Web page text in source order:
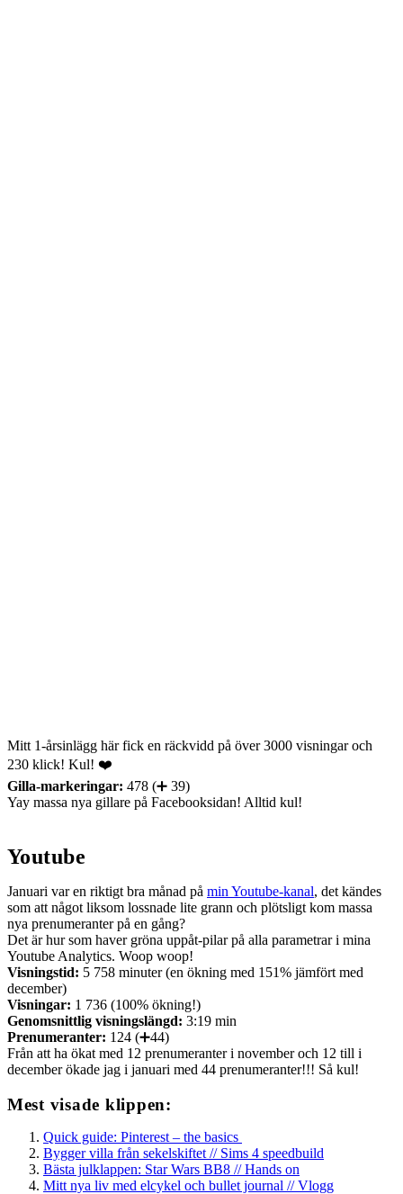
Mitt 1-årsinlägg här fick en räckvidd på över 3000 visningar och
230 klick! Kul! ❤️
Gilla-markeringar: 478 (➕ 39)
Yay massa nya gillare på Facebooksidan! Alltid kul!
Youtube
Januari var en riktigt bra månad på min Youtube-kanal, det kändes
som att något liksom lossnade lite grann och plötsligt kom massa
nya prenumeranter på en gång?
Det är hur som haver gröna uppåt-pilar på alla parametrar i mina
Youtube Analytics. Woop woop!
Visningstid: 5 758 minuter (en ökning med 151% jämfört med
december)
Visningar: 1 736 (100% ökning!)
Genomsnittlig visningslängd: 3:19 min
Prenumeranter: 124 (➕44)
Från att ha ökat med 12 prenumeranter i november och 12 till i
december ökade jag i januari med 44 prenumeranter!!! Så kul!
Mest visade klippen:
Quick guide: Pinterest – the basics
Bygger villa från sekelskiftet // Sims 4 speedbuild
Bästa julklappen: Star Wars BB8 // Hands on
Mitt nya liv med elcykel och bullet journal // Vlogg